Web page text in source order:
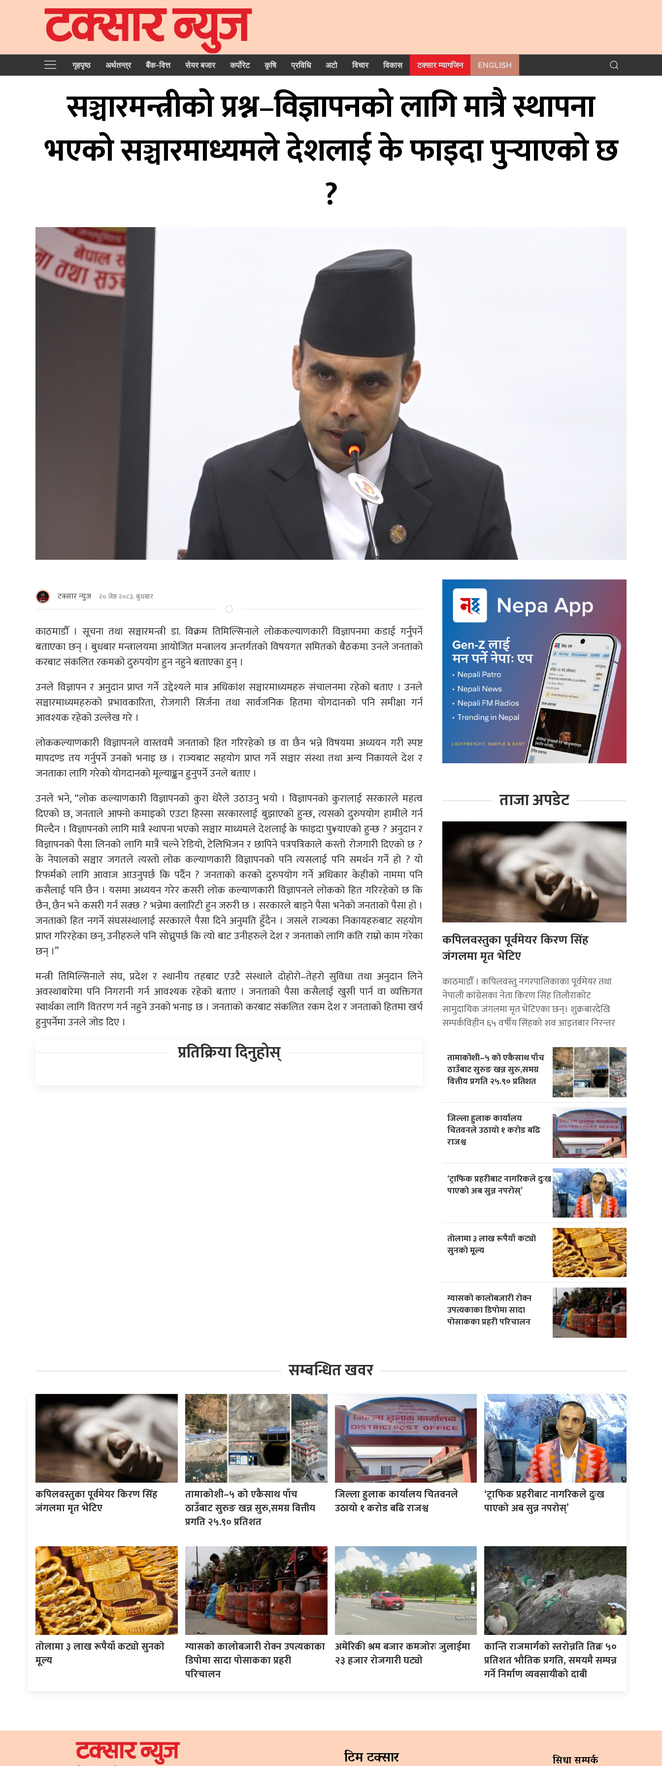
गृहपृष्‍ठ अर्थतन्त्र बैंक-वित्त सेयर बजार कर्पोरेट कृषि प्रविधि अटो विचार विकास टक्सार म्यागजिन ENGLISH
सञ्चारमन्त्रीको प्रश्न–विज्ञापनको लागि मात्रै स्थापना
भएको सञ्चारमाध्यमले देशलाई के फाइदा पुर्‍याएको छ
?
टक्सार न्युज २० जेष्ठ २०८३, बुधबार
काठमाडाैँ । सूचना तथा सञ्चारमन्त्री डा. विक्रम तिमिल्सिनाले लोककल्याणकारी विज्ञापनमा कडाई गर्नुपर्ने
बताएका छन् । बुधबार मन्त्रालयमा आयोजित मन्त्रालय अन्तर्गतको विषयगत समितको बैठकमा उनले जनताको
करबाट संकलित रकमको दुरुपयोग हुन नहुने बताएका हुन् ।
उनले विज्ञापन र अनुदान प्राप्त गर्ने उद्देश्यले मात्र अधिकांश सञ्चारमाध्यमहरु संचालनमा रहेको बताए । उनले
सञ्चारमाध्यमहरुको प्रभावकारिता, रोजगारी सिर्जना तथा सार्वजनिक हितमा योगदानको पनि समीक्षा गर्न
आवश्यक रहेको उल्लेख गरे ।
लोककल्याणकारी विज्ञापनले वास्तवमै जनताको हित गरिरहेको छ वा छैन भन्ने विषयमा अध्ययन गरी स्पष्ट
मापदण्ड तय गर्नुपर्ने उनको भनाइ छ । राज्यबाट सहयोग प्राप्त गर्ने सञ्चार संस्था तथा अन्य निकायले देश र
जनताका लागि गरेको योगदानको मूल्याङ्कन हुनुपर्ने उनले बताए ।
उनले भने, “लोक कल्याणकारी विज्ञापनको कुरा धेरैले उठाउनु भयो । विज्ञापनको कुरालाई सरकारले महत्व
दिएको छ, जनताले आफ्नो कमाइको एउटा हिस्सा सरकारलाई बुझाएको हुन्छ, त्यसको दुरुपयोग हामीले गर्न
मिल्दैन । विज्ञापनको लागि मात्रै स्थापना भएको सञ्चार माध्यमले देशलाई के फाइदा पु¥याएको हुन्छ ? अनुदान र
विज्ञापनको पैसा लिनको लागि मात्रै चल्ने रेडियो, टेलिभिजन र छापिने पत्रपत्रिकाले कस्तो रोजगारी दिएको छ ?
के नेपालको सञ्चार जगतले त्यस्तो लोक कल्याणकारी विज्ञापनको पनि त्यसलाई पनि समर्थन गर्ने हो ? यो
रिफर्मको लागि आवाज आउनुपर्छ कि पर्दैन ? जनताको करको दुरुपयोग गर्ने अधिकार केहीको नाममा पनि
कसैलाई पनि छैन । यसमा अध्ययन गरेर कसरी लोक कल्याणकारी विज्ञापनले लोकको हित गरिरहेको छ कि
छैन, छैन भने कसरी गर्न सक्छ ? भन्नेमा क्लारिटी हुन जरुरी छ । सरकारले बाड्ने पैसा भनेको जनताको पैसा हो ।
जनताको हित नगर्ने संघसंस्थालाई सरकारले पैसा दिने अनुमति हुँदैन । जसले राज्यका निकायहरुबाट सहयोग
प्राप्त गरिरहेका छन्, उनीहरुले पनि सोच्नुपर्छ कि त्यो बाट उनीहरुले देश र जनताको लागि कति राम्रो काम गरेका
छन् ।”
मन्त्री तिमिल्सिनाले संघ, प्रदेश र स्थानीय तहबाट एउटै संस्थाले दोहोरो–तेहरो सुविधा तथा अनुदान लिने
अवस्थाबारेमा पनि निगरानी गर्न आवश्यक रहेको बताए । जनताको पैसा कसैलाई खुसी पार्न वा व्यक्तिगत
स्वार्थका लागि वितरण गर्न नहुने उनको भनाइ छ । जनताको करबाट संकलित रकम देश र जनताको हितमा खर्च
हुनुपर्नेमा उनले जोड दिए ।
प्रतिक्रिया दिनुहोस्
ताजा अपडेट
कपिलवस्तुका पूर्वमेयर किरण सिंह
जंगलमा मृत भेटिए
काठमाडाैँ । कपिलवस्तु नगरपालिकाका पूर्वमेयर तथा
नेपाली कांग्रेसका नेता किरण सिंह तिलौराकोट
सामुदायिक जंगलमा मृत भेटिएका छन्। शुक्रबारदेखि
सम्पर्कविहीन ६५ वर्षीय सिंहको शव आइतबार निरन्तर
तामाकोशी–५ को एकैसाथ पाँच
ठाउँबाट सुरुङ खन्न सुरु,समग्र
वित्तीय प्रगति २५.९० प्रतिशत
जिल्ला हुलाक कार्यालय
चितवनले उठायो १ करोड बढि
राजश्व
‘ट्राफिक प्रहरीबाट नागरिकले दुःख
पाएको अब सुन्न नपरोस्’
तोलामा ३ लाख रूपैयाँ कट्यो
सुनको मूल्य
ग्यासको कालोबजारी रोक्न
उपत्यकाका डिपोमा सादा
पोसाकका प्रहरी परिचालन
सम्बन्धित खवर
कपिलवस्तुका पूर्वमेयर किरण सिंह
जंगलमा मृत भेटिए
तामाकोशी–५ को एकैसाथ पाँच
ठाउँबाट सुरुङ खन्न सुरु,समग्र वित्तीय
प्रगति २५.९० प्रतिशत
जिल्ला हुलाक कार्यालय चितवनले
उठायो १ करोड बढि राजश्व
‘ट्राफिक प्रहरीबाट नागरिकले दुःख
पाएको अब सुन्न नपरोस्’
तोलामा ३ लाख रूपैयाँ कट्यो सुनको
मूल्य
ग्यासको कालोबजारी रोक्न उपत्यकाका
डिपोमा सादा पोसाकका प्रहरी
परिचालन
अमेरिकी श्रम बजार कमजोरः जुलाईमा
२३ हजार रोजगारी घट्यो
कान्ति राजमार्गको स्तरोन्नति तिब्रः ५०
प्रतिशत भौतिक प्रगति, समयमै सम्पन्न
गर्ने निर्माण व्यवसायीको दाबी
टिम टक्सार सिधा सम्पर्क